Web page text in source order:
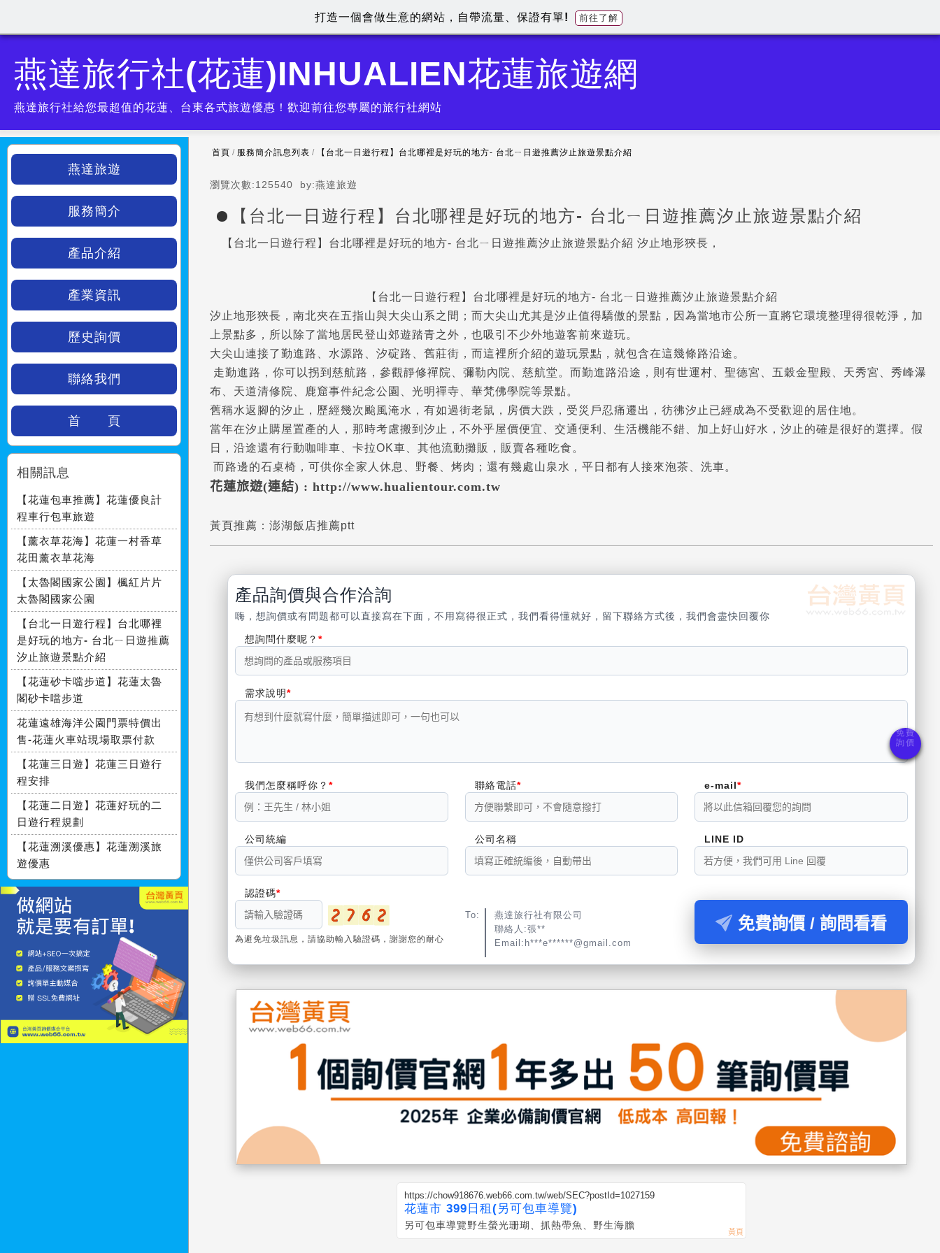
燕達旅行社(花蓮)INHUALIEN花蓮旅遊網
燕達旅行社給您最超值的花蓮、台東各式旅遊優惠！歡迎前往您專屬的旅行社網站
首頁 / 服務簡介訊息列表 / 【台北一日遊行程】台北哪裡是好玩的地方- 台北ㄧ日遊推薦汐止旅遊景點介紹
瀏覽次數:125540 by:燕達旅遊
【台北一日遊行程】台北哪裡是好玩的地方- 台北ㄧ日遊推薦汐止旅遊景點介紹
【台北一日遊行程】台北哪裡是好玩的地方- 台北ㄧ日遊推薦汐止旅遊景點介紹 汐止地形狹長，
【台北一日遊行程】台北哪裡是好玩的地方- 台北ㄧ日遊推薦汐止旅遊景點介紹
汐止地形狹長，南北夾在五指山與大尖山系之間；而大尖山尤其是汐止值得驕傲的景點，因為當地市公所一直將它環境整理得很乾淨，加
上景點多，所以除了當地居民登山郊遊踏青之外，也吸引不少外地遊客前來遊玩。
大尖山連接了勤進路、水源路、汐碇路、舊莊街，而這裡所介紹的遊玩景點，就包含在這幾條路沿途。
走勤進路，你可以拐到慈航路，參觀靜修禪院、彌勒內院、慈航堂。而勤進路沿途，則有世運村、聖德宮、五穀金聖殿、天秀宮、秀峰瀑
布、天道清修院、鹿窟事件紀念公園、光明禪寺、華梵佛學院等景點。
舊稱水返腳的汐止，歷經幾次颱風淹水，有如過街老鼠，房價大跌，受災戶忍痛遷出，彷彿汐止已經成為不受歡迎的居住地。
當年在汐止購屋置產的人，那時考慮搬到汐止，不外乎屋價便宜、交通便利、生活機能不錯、加上好山好水，汐止的確是很好的選擇。假
日，沿途還有行動咖啡車、卡拉OK車、其他流動攤販，販賣各種吃食。
而路邊的石桌椅，可供你全家人休息、野餐、烤肉；還有幾處山泉水，平日都有人接來泡茶、洗車。
花蓮旅遊(連結) : http://www.hualientour.com.tw
黃頁推薦： 澎湖飯店推薦ptt
產品詢價與合作洽詢
嗨，想詢價或有問題都可以直接寫在下面，不用寫得很正式，我們看得懂就好，留下聯絡方式後，我們會盡快回覆你
想詢問什麼呢？
需求說明
我們怎麼稱呼你？ 聯絡電話 e-mail
公司統編 公司名稱 LINE ID
認證碼
為避免垃圾訊息，請協助輸入驗證碼，謝謝您的耐心
To:
燕達旅行社有限公司
聯絡人:張**
Email:h***e******@gmail.com
免費詢價 / 詢問看看
https://chow918676.web66.com.tw/web/SEC?postId=1027159
花蓮市 399日租(另可包車導覽)
另可包車導覽野生螢光珊瑚、抓熱帶魚、野生海膽
燕達旅遊
服務簡介
產品介紹
產業資訊
歷史詢價
聯絡我們
首 頁
相關訊息
【花蓮包車推薦】花蓮優良計
程車行包車旅遊
【薰衣草花海】花蓮一村香草
花田薰衣草花海
【太魯閣國家公園】楓紅片片
太魯閣國家公園
【台北一日遊行程】台北哪裡
是好玩的地方- 台北ㄧ日遊推薦
汐止旅遊景點介紹
【花蓮砂卡噹步道】花蓮太魯
閣砂卡噹步道
花蓮遠雄海洋公園門票特價出
售-花蓮火車站現場取票付款
【花蓮三日遊】花蓮三日遊行
程安排
【花蓮二日遊】花蓮好玩的二
日遊行程規劃
【花蓮溯溪優惠】花蓮溯溪旅
遊優惠
打造一個會做生意的網站，自帶流量、保證有單! 前往了解